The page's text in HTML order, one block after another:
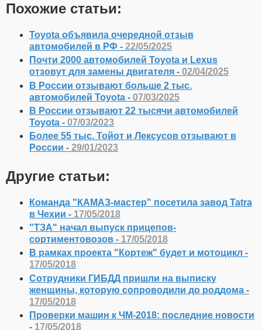
Похожие статьи:
Toyota объявила очередной отзыв
автомобилей в РФ - 22/05/2025
Почти 2000 автомобилей Toyota и Lexus
отзовут для замены двигателя - 02/04/2025
В России отзывают больше 2 тыс.
автомобилей Toyota - 07/03/2025
В России отзывают 22 тысячи автомобилей
Toyota - 07/03/2023
Более 55 тыс. Тойот и Лексусов отзывают в
России - 29/01/2023
Другие статьи:
Команда "КАМАЗ-мастер" посетила завод Tatra
в Чехии - 17/05/2018
"ТЗА" начал выпуск прицепов-
сортиментовозов - 17/05/2018
В рамках проекта "Кортеж" будет и мотоцикл -
17/05/2018
Сотрудники ГИБДД пришли на выписку
женщины, которую сопроводили до роддома -
17/05/2018
Проверки машин к ЧМ-2018: последние новости
- 17/05/2018